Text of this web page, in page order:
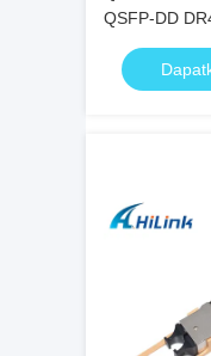
QSFP-DD
Serat Optik